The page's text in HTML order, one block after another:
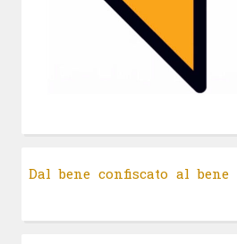
Dal bene confiscato al bene